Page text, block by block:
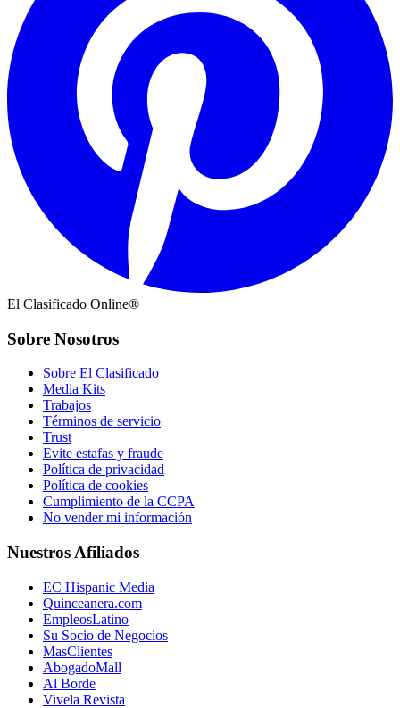
El Clasificado Online®
Sobre Nosotros
Sobre El Clasificado
Media Kits
Trabajos
Términos de servicio
Trust
Evite estafas y fraude
Política de privacidad
Política de cookies
Cumplimiento de la CCPA
No vender mi información
Nuestros Afiliados
EC Hispanic Media
Quinceanera.com
EmpleosLatino
Su Socio de Negocios
MasClientes
AbogadoMall
Al Borde
Vivela Revista